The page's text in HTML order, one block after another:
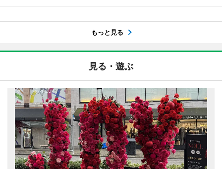
もっと見る
見る・遊ぶ